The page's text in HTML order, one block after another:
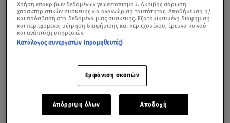
Χρήση επακριβών δεδομένων γεωεντοπισμού. Ακριβής σάρωση
χαρακτηριστικών συσκευής για αναγνώριση ταυτότητας. Αποθήκευση ή/
και πρόσβαση στα δεδομένα μιας συσκευής. Εξατομικευμένη διαφήμιση
και περιεχόμενο, μέτρηση διαφήμισης και περιεχομένου, έρευνα κοινού
και ανάπτυξη υπηρεσιών.
Κατάλογος συνεργατών (προμηθευτές)
Εμφάνιση σκοπών
Απόρριψη όλων Αποδοχή